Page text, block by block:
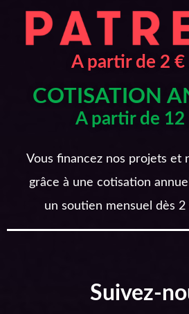
A partir de 2
COTISATION
A partir de 12
Vous financez nos projets et
grâce à une cotisation
un soutien mensuel dès
Suivez-